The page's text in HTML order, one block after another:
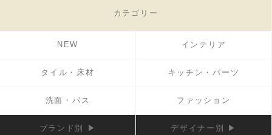
カテゴリー
NEW インテリア
タイル・床材 キッチン・パーツ
洗面・バス ファッション
ブランド別 ▶ デザイナー別 ▶